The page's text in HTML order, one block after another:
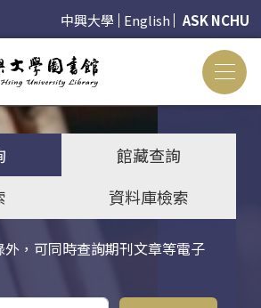
中興大學 English ASK NCHU
館藏查詢
資料庫檢索
外，可同時查詢期刊文章等電子